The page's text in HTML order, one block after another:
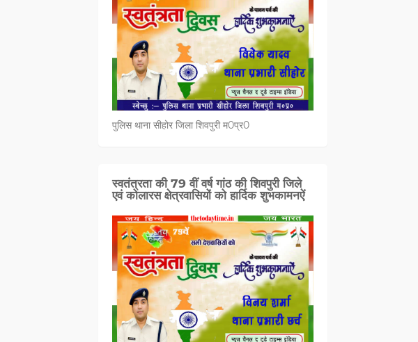
पुलिस थाना सीहोर जिला शिवपुरी म0प्र0
स्वतंत्रता की 79 वीं वर्ष गांठ की शिवपुरी जिले
एवं कोलारस क्षेत्रवासियों को हार्दिक शुभकामनऐं